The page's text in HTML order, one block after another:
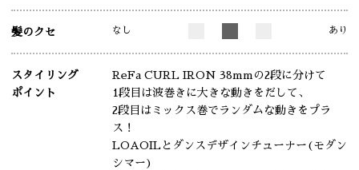
髪のクセ なし あり
スタイリング
ポイント
ReFa CURL IRON 38mmの2段に分けて
1段目は波巻きに大きな動きをだして、
2段目はミックス巻でランダムな動きをプラ
ス！
LOAOILとダンスデザインチューナー(モダン
シマー)